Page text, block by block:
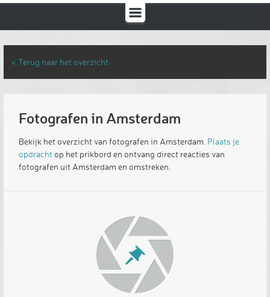
« Terug naar het overzicht
Fotografen in Amsterdam
Bekijk het overzicht van fotografen in Amsterdam. Plaats je
opdracht op het prikbord en ontvang direct reacties van
fotografen uit Amsterdam en omstreken.